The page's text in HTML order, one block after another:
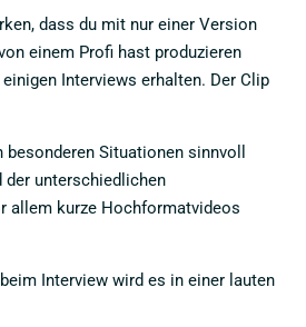
dass du mit nur einer Version
einem Profi hast produzieren
Interviews erhalten. Der Clip
Situationen sinnvoll
der unterschiedlichen
allem kurze Hochformatvideos
Interview wird es in einer lauten